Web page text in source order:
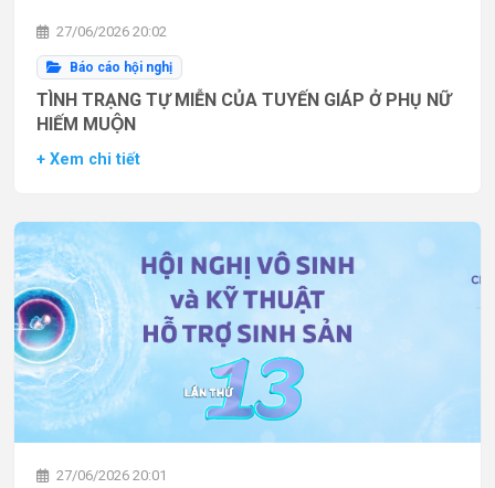
27/06/2026 20:02
Báo cáo hội nghị
TÌNH TRẠNG TỰ MIỄN CỦA TUYẾN GIÁP Ở PHỤ NỮ
HIẾM MUỘN
+ Xem chi tiết
27/06/2026 20:01